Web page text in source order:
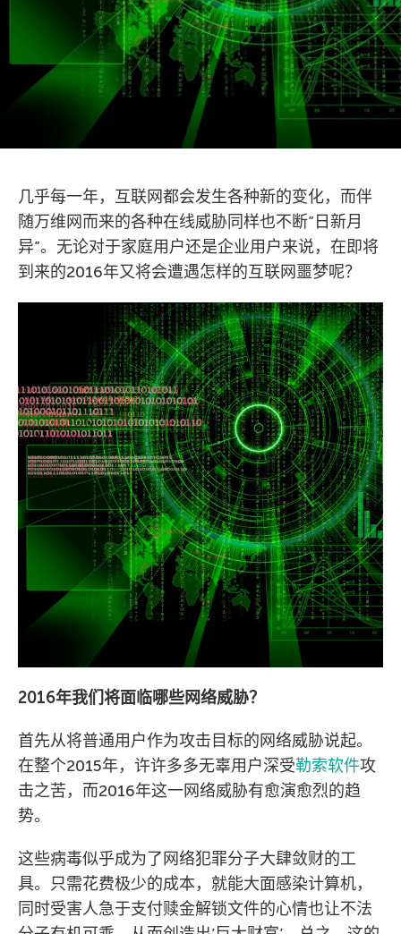
几乎每一年，互联网都会发生各种新的变化，而伴
随万维网而来的各种在线威胁同样也不断”日新月
异”。无论对于家庭用户还是企业用户来说，在即将
到来的2016年又将会遭遇怎样的互联网噩梦呢？
2016年我们将面临哪些网络威胁？
首先从将普通用户作为攻击目标的网络威胁说起。
在整个2015年，许许多多无辜用户深受勒索软件攻
击之苦，而2016年这一网络威胁有愈演愈烈的趋
势。
这些病毒似乎成为了网络犯罪分子大肆敛财的工
具。只需花费极少的成本，就能大面感染计算机，
同时受害人急于支付赎金解锁文件的心情也让不法